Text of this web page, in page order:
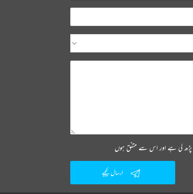
پڑھ لی ہے اور اس سے متفق ہوں
ارسال کیجیے